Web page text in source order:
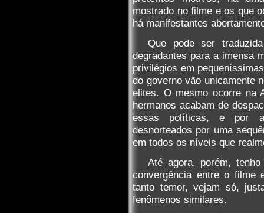
mostrado no filme e os que
há manifestantes
Que pode ser
degradantes para a imensa
privilégios em
do governo vão unicamente
elites. O mesmo ocorre na
hermanos acabam de
essas políticas, e por
desnorteados por uma
em todos os níveis que
Até agora, porém,
convergência entre o filme
tanto temor, vejam só,
fenômenos similares.